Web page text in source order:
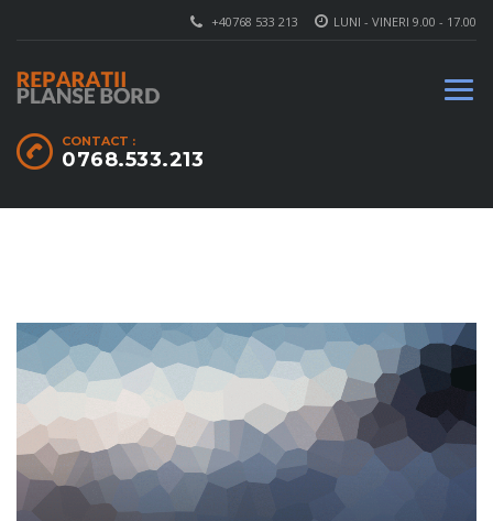
LUNI - VINERI 9.00 - 17.00
+40768 533 213
CONTACT :
0768.533.213